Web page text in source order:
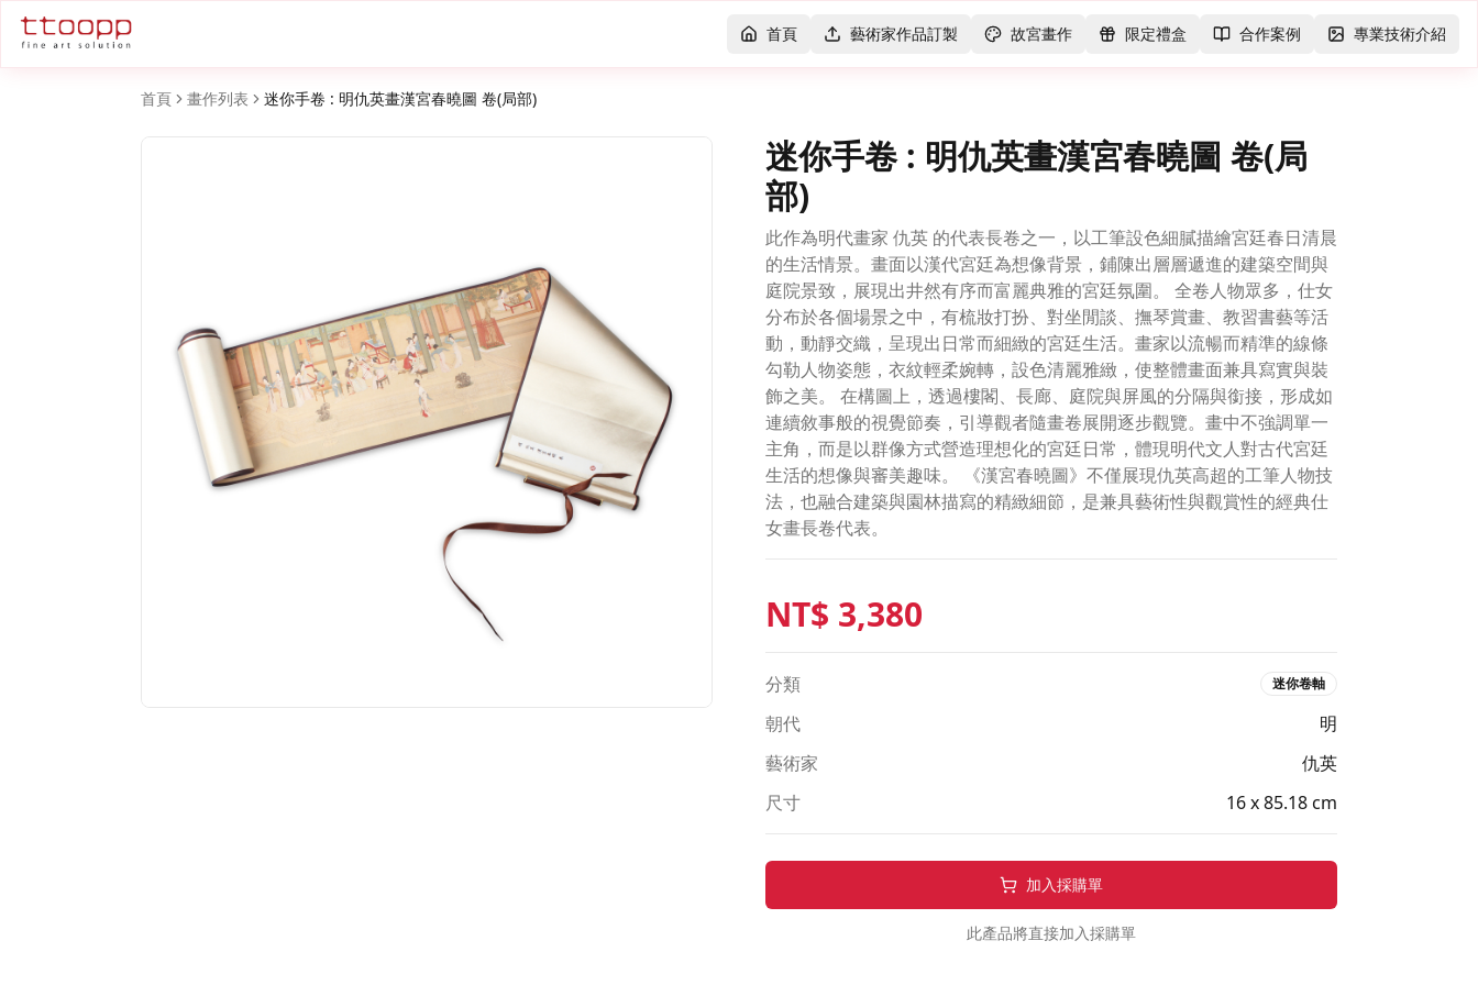
首頁 藝術家作品訂製 故宮畫作 限定禮盒 合作案例 專業技術介紹
首頁 畫作列表 迷你手卷 : 明仇英畫漢宮春曉圖 卷(局部)
迷你手卷 : 明仇英畫漢宮春曉圖 卷(局
部)
此作為明代畫家 仇英 的代表長卷之一，以工筆設色細膩描繪宮廷春日清晨
的生活情景。畫面以漢代宮廷為想像背景，鋪陳出層層遞進的建築空間與
庭院景致，展現出井然有序而富麗典雅的宮廷氛圍。 全卷人物眾多，仕女
分布於各個場景之中，有梳妝打扮、對坐閒談、撫琴賞畫、教習書藝等活
動，動靜交織，呈現出日常而細緻的宮廷生活。畫家以流暢而精準的線條
勾勒人物姿態，衣紋輕柔婉轉，設色清麗雅緻，使整體畫面兼具寫實與裝
飾之美。 在構圖上，透過樓閣、長廊、庭院與屏風的分隔與銜接，形成如
連續敘事般的視覺節奏，引導觀者隨畫卷展開逐步觀覽。畫中不強調單一
主角，而是以群像方式營造理想化的宮廷日常，體現明代文人對古代宮廷
生活的想像與審美趣味。 《漢宮春曉圖》不僅展現仇英高超的工筆人物技
法，也融合建築與園林描寫的精緻細節，是兼具藝術性與觀賞性的經典仕
女畫長卷代表。
NT$ 3,380
分類 迷你卷軸
朝代
明
藝術家
仇英
尺寸
16 x 85.18 cm
加入採購單
此產品將直接加入採購單